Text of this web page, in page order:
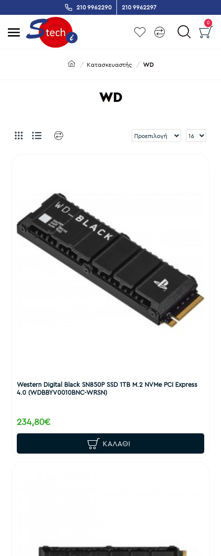
210 9962290 210 9962297
0
Κατασκευαστής WD
WD
Western Digital Black SN850P SSD 1TB M.2 NVMe PCI Express
4.0 (WDBBYV0010BNC-WRSN)
234,80€
ΚΑΛΆΘΙ